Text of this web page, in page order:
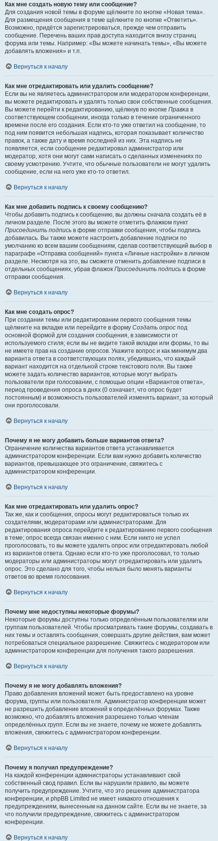
Как мне создать новую тему или сообщение?
Для создания новой темы в форуме щёлкните по кнопке «Новая тема».
Для размещения сообщения в теме щёлкните по кнопке «Ответить».
Возможно, придётся зарегистрироваться, прежде чем отправить
сообщение. Перечень ваших прав доступа находится внизу страниц
форума или темы. Например: «Вы можете начинать темы», «Вы можете
добавлять вложения» и т.п.
Вернуться к началу
Как мне отредактировать или удалить сообщение?
Если вы не являетесь администратором или модератором конференции,
вы можете редактировать и удалять только свои собственные сообщения.
Вы можете перейти к редактированию, щёлкнув по кнопке Правка в
соответствующем сообщении, иногда только в течение ограниченного
времени после его создания. Если кто-то уже ответил на сообщение, то
под ним появится небольшая надпись, которая показывает количество
правок, а также дату и время последней из них. Эта надпись не
появляется, если сообщение редактировал администратор или
модератор, хотя они могут сами написать о сделанных изменениях по
своему усмотрению. Учтите, что обычные пользователи не могут удалить
сообщение, если на него уже кто-то ответил.
Вернуться к началу
Как мне добавить подпись к своему сообщению?
Чтобы добавить подпись к сообщению, вы должны сначала создать её в
личном разделе. После этого вы можете отметить флажком пункт
Присоединить подпись в форме отправки сообщения, чтобы подпись
добавилась. Вы также можете настроить добавление подписи по
умолчанию ко всем вашим сообщениям, сделав соответствующий выбор в
параграфе «Отправка сообщений» пункта «Личные настройки» в личном
разделе. Несмотря на это, вы сможете отменить добавление подписи в
отдельных сообщениях, убрав флажок Присоединить подпись в форме
отправки сообщения.
Вернуться к началу
Как мне создать опрос?
При создании темы или редактировании первого сообщения темы
щёлкните на вкладке или перейдите в форму Создать опрос под
основной формой для создания сообщения, в зависимости от
используемого стиля; если вы не видите такой вкладки или формы, то вы
не имеете прав на создание опросов. Укажите вопрос и как минимум два
варианта ответа в соответствующих полях, убедившись, что каждый
вариант находится на отдельной строке текстового поля. Вы также
можете задать количество вариантов, которые могут выбрать
пользователи при голосовании, с помощью опции «Вариантов ответа»,
период проведения опроса в днях (0 означает, что опрос будет
постоянным) и возможность пользователей изменять вариант, за который
они проголосовали.
Вернуться к началу
Почему я не могу добавить больше вариантов ответа?
Ограничение количества вариантов ответа устанавливается
администратором конференции. Если вам нужно добавить количество
вариантов, превышающее это ограничение, свяжитесь с
администратором конференции.
Вернуться к началу
Как мне отредактировать или удалить опрос?
Так же, как и сообщения, опросы могут редактироваться только их
создателями, модераторами или администраторами. Для
редактирования опроса перейдите к редактированию первого сообщения
в теме; опрос всегда связан именно с ним. Если никто не успел
проголосовать, то вы можете удалить опрос или отредактировать любой
из вариантов ответа. Однако если кто-то уже проголосовал, то только
модераторы или администраторы могут отредактировать или удалить
опрос. Это сделано для того, чтобы нельзя было менять варианты
ответов во время голосования.
Вернуться к началу
Почему мне недоступны некоторые форумы?
Некоторые форумы доступны только определённым пользователям или
группам пользователей. Чтобы просматривать такие форумы, создавать в
них темы и оставлять сообщения, совершать другие действия, вам может
потребоваться специальное разрешение. Свяжитесь с модератором или
администратором конференции для получения такого разрешения.
Вернуться к началу
Почему я не могу добавлять вложения?
Право добавления вложений может быть предоставлено на уровне
форума, группы или пользователя. Администратор конференции может
не разрешить добавление вложений в определённых форумах. Также
возможно, что добавлять вложения разрешено только членам
определённых групп. Если вы не знаете, почему не можете добавлять
вложения, свяжитесь с администратором конференции.
Вернуться к началу
Почему я получил предупреждение?
На каждой конференции администраторы устанавливают свой
собственный свод правил. Если вы нарушили правило, вы можете
получить предупреждение. Учтите, что это решение администратора
конференции, и phpBB Limited не имеет никакого отношения к
предупреждениям, вынесенным на данном сайте. Если вы не знаете, за
что получили предупреждение, свяжитесь с администратором
конференции.
Вернуться к началу